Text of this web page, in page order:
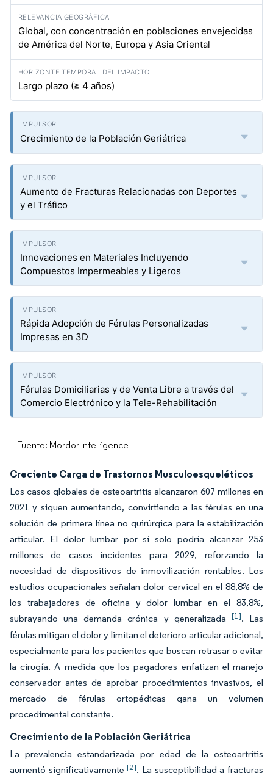
Global, con concentración en poblaciones envejecidas
de América del Norte, Europa y Asia Oriental
Largo plazo (≥ 4 años)
Crecimiento de la Población Geriátrica
Aumento de Fracturas Relacionadas con Deportes
y el Tráfico
Innovaciones en Materiales Incluyendo
Compuestos Impermeables y Ligeros
Rápida Adopción de Férulas Personalizadas
Impresas en 3D
Férulas Domiciliarias y de Venta Libre a través del
Comercio Electrónico y la Tele-Rehabilitación
Fuente: Mordor Intelligence
Creciente Carga de Trastornos Musculoesqueléticos
Los casos globales de osteoartritis alcanzaron 607 millones en
2021 y siguen aumentando, convirtiendo a las férulas en una
solución de primera línea no quirúrgica para la estabilización
articular. El dolor lumbar por sí solo podría alcanzar 253
millones de casos incidentes para 2029, reforzando la
necesidad de dispositivos de inmovilización rentables. Los
estudios ocupacionales señalan dolor cervical en el 88,8% de
los trabajadores de oficina y dolor lumbar en el 83,8%,
subrayando una demanda crónica y generalizada [1]. Las
férulas mitigan el dolor y limitan el deterioro articular adicional,
especialmente para los pacientes que buscan retrasar o evitar
la cirugía. A medida que los pagadores enfatizan el manejo
conservador antes de aprobar procedimientos invasivos, el
mercado de férulas ortopédicas gana un volumen
procedimental constante.
Crecimiento de la Población Geriátrica
La prevalencia estandarizada por edad de la osteoartritis
aumentó significativamente[2]. La susceptibilidad a fracturas